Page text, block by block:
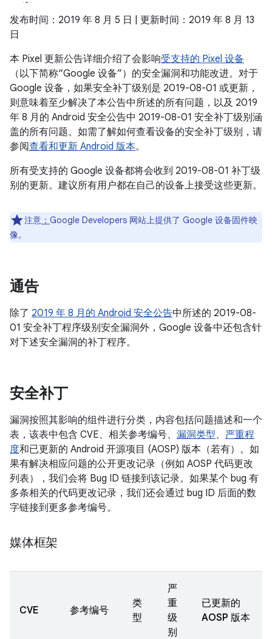
发布时间：2019 年 8 月 5 日 | 更新时间：2019 年 8 月 13
日
本 Pixel 更新公告详细介绍了会影响受支持的 Pixel 设备
（以下简称“Google 设备”）的安全漏洞和功能改进。对于
Google 设备，如果安全补丁级别是 2019-08-01 或更新，
则意味着至少解决了本公告中所述的所有问题，以及 2019
年 8 月的 Android 安全公告中 2019-08-01 安全补丁级别涵
盖的所有问题。如需了解如何查看设备的安全补丁级别，请
参阅查看和更新 Android 版本。
所有受支持的 Google 设备都将会收到 2019-08-01 补丁级
别的更新。建议所有用户都在自己的设备上接受这些更新。
注意 ： Google Developers 网站上提供了 Google 设备固件映
像。
通告
除了 2019 年 8 月的 Android 安全公告中所述的 2019-08-
01 安全补丁程序级别安全漏洞外，Google 设备中还包含针
对下述安全漏洞的补丁程序。
安全补丁
漏洞按照其影响的组件进行分类，内容包括问题描述和一个
表，该表中包含 CVE、相关参考编号、 漏洞类型、 严重程
度和已更新的 Android 开源项目 (AOSP) 版本（若有）。如
果有解决相应问题的公开更改记录（例如 AOSP 代码更改
列表），我们会将 Bug ID 链接到该记录。如果某个 bug 有
多条相关的代码更改记录，我们还会通过 bug ID 后面的数
字链接到更多参考编号。
媒体框架
CVE 参考编号
类
型
严
重
级
别
已更新的
AOSP 版本